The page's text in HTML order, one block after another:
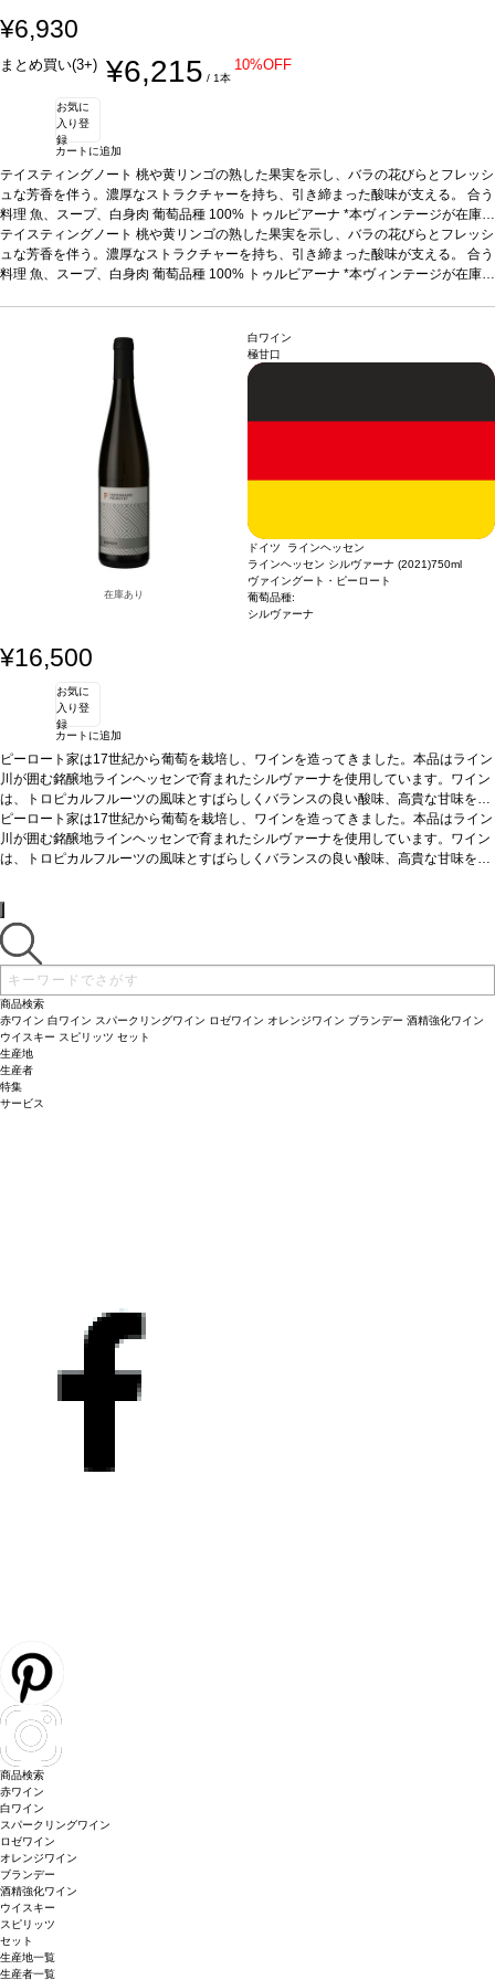
¥6,930
まとめ買い(3+) ¥6,215 / 1本
10%OFF
お気に
入り登
録
カートに追加
テイスティングノート 桃や黄リンゴの熟した果実を示し、バラの花びらとフレッシ
ュな芳香を伴う。濃厚なストラクチャーを持ち、引き締まった酸味が支える。 合う
料理 魚、スープ、白身肉 葡萄品種 100% トゥルビアーナ *本ヴィンテージが在庫切
れの場合、在庫があり価格が同様の場合は自動的に次のヴィンテージに変更されま
す、ご了承ください。
テイスティングノート 桃や黄リンゴの熟した果実を示し、バラの花びらとフレッシ
ュな芳香を伴う。濃厚なストラクチャーを持ち、引き締まった酸味が支える。 合う
料理 魚、スープ、白身肉 葡萄品種 100% トゥルビアーナ *本ヴィンテージが在庫切
在庫あり
白ワイン
極甘口
ドイツ ラインヘッセン
ラインヘッセン シルヴァーナ (2021)750ml
ヴァイングート・ピーロート
葡萄品種:
シルヴァーナ
¥16,500
お気に
入り登
録
カートに追加
ピーロート家は17世紀から葡萄を栽培し、ワインを造ってきました。本品はライン
川が囲む銘醸地ラインヘッセンで育まれたシルヴァーナを使用しています。ワイン
は、トロピカルフルーツの風味とすばらしくバランスの良い酸味、高貴な甘味を示
します。チーズやフルーツのデザートと好相性。テイスティングノート口に含む
と、アイスワインの素晴らしい特徴である、生き生きとした酸味とバランスのとれ
た甘美な甘みが滑らかに広がる。合う料理フルーツタルト、ペイストリーなどの
庫があり価格が同様の場合は自動的に次のヴィンテージに変更されます、ご了承く
ださい。
ピーロート家は17世紀から葡萄を栽培し、ワインを造ってきました。本品はライン
川が囲む銘醸地ラインヘッセンで育まれたシルヴァーナを使用しています。ワイン
は、トロピカルフルーツの風味とすばらしくバランスの良い酸味、高貴な甘味を示
と、アイスワインの素晴らしい特徴である、生き生きとした酸味とバランスのとれ
た甘美な甘みが滑らかに広がる。
デザートと好相性。
庫があり価格が同様の場合は自動的に次のヴィンテージに変更されます、ご了承く
ださい。
商品検索
赤ワイン 白ワイン スパークリングワイン ロゼワイン オレンジワイン ブランデー 酒精強化ワイン
ウイスキー スピリッツ セット
生産地
生産者
特集
サービス
商品検索
赤ワイン
白ワイン
スパークリングワイン
ロゼワイン
オレンジワイン
ブランデー
酒精強化ワイン
ウイスキー
スピリッツ
セット
生産地一覧
生産者一覧